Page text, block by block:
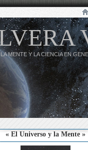
MENTE Y LA CIENCIA EN
« El Universo y la Mente »